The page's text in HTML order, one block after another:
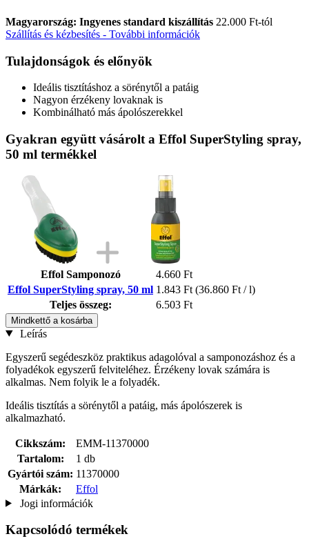
Magyarország: Ingyenes standard kiszállítás 22.000 Ft-tól
Szállítás és kézbesítés - További információk
Tulajdonságok és előnyök
Ideális tisztításhoz a sörénytől a patáig
Nagyon érzékeny lovaknak is
Kombinálható más ápolószerekkel
Gyakran együtt vásárolt a Effol SuperStyling spray,
50 ml termékkel
Effol Samponozó
4.660 Ft
Effol SuperStyling spray, 50 ml 1.843 Ft (36.860 Ft / l)
Teljes összeg:
6.503 Ft
Mindkettő a kosárba
Leírás
Egyszerű segédeszköz praktikus adagolóval a samponozáshoz és a
folyadékok egyszerű felviteléhez. Érzékeny lovak számára is
alkalmas. Nem folyik le a folyadék.
Ideális tisztítás a sörénytől a patáig, más ápolószerek is
alkalmazható.
Cikkszám:
EMM-11370000
Tartalom:
1 db
Gyártói szám: 11370000
Márkák:
Effol
Jogi információk
Kapcsolódó termékek